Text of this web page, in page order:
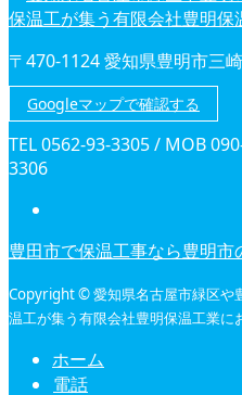
〒470-1124 愛知県豊明市三
Googleマップで確認する
TEL 0562-93-3305 / MOB
3306
豊田市で保温工事なら豊明
Copyright © 愛知県名古屋市緑区や
温工が集う有限会社豊明保温工業
ホーム
電話